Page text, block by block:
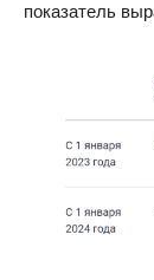
показатель